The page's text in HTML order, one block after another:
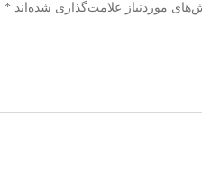
موردنیاز علامت‌گذاری شده‌اند *